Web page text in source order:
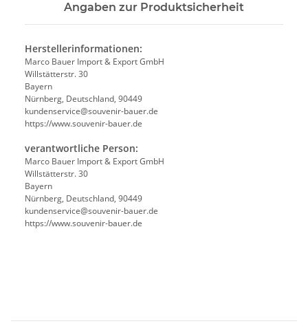
Angaben zur Produktsicherheit
Herstellerinformationen:
Marco Bauer Import & Export GmbH
Willstätterstr. 30
Bayern
Nürnberg, Deutschland, 90449
kundenservice@souvenir-bauer.de
https://www.souvenir-bauer.de
verantwortliche Person:
Marco Bauer Import & Export GmbH
Willstätterstr. 30
Bayern
Nürnberg, Deutschland, 90449
kundenservice@souvenir-bauer.de
https://www.souvenir-bauer.de